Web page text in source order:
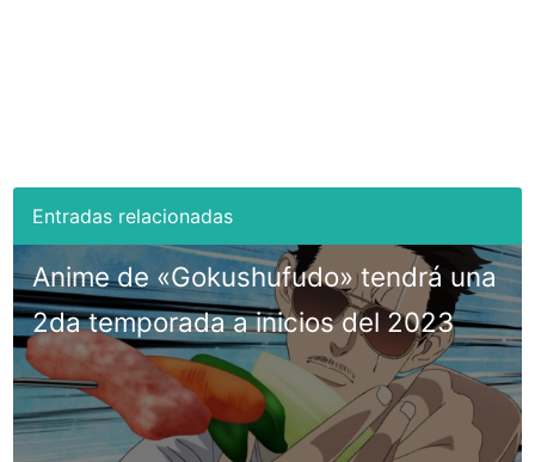
Anime de «Gokushufudo» tendrá una
2da temporada a inicios del 2023